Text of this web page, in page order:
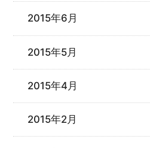
2015年6月
2015年5月
2015年4月
2015年2月